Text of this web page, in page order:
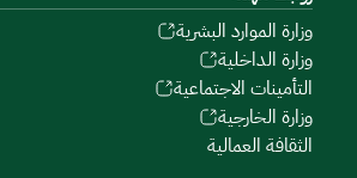
وزارة الموارد البشرية
وزارة الداخلية
التأمينات الاجتماعية
وزارة الخارجية
الثقافة العمالية